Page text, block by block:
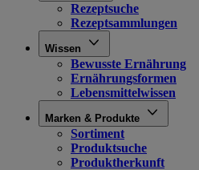
Rezeptsuche
Rezeptsammlungen
Wissen
Bewusste Ernährung
Ernährungsformen
Lebensmittelwissen
Marken & Produkte
Sortiment
Produktsuche
Produktherkunft